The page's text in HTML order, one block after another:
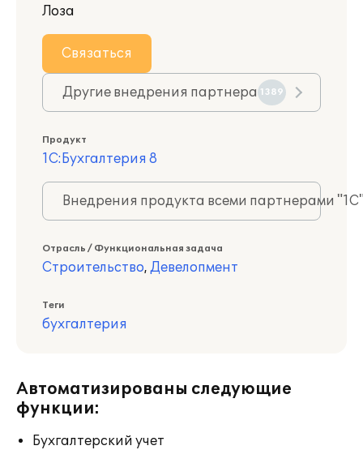
Лоза
Связаться
Другие внедрения партнера 1389
Продукт
1С:Бухгалтерия 8
Внедрения продукта всеми партнерами
Отрасль / Функциональная задача
Строительство, Девелопмент
Теги
бухгалтерия
Автоматизированы следующие
функции:
Бухгалтерский учет